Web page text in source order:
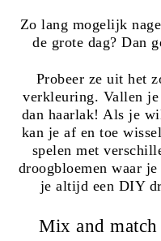
Zo lang mogelijk
de grote dag? Dan
Probeer ze uit het
verkleuring. Vallen
dan haarlak! Als je
kan je af en toe
spelen met
droogbloemen waar
je altijd een DIY
Mix and match